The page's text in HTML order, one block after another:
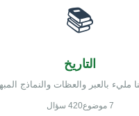
📚
التاريخ
مليء بالعبر والعظات والنماذج
7 موضوع 420 سؤال